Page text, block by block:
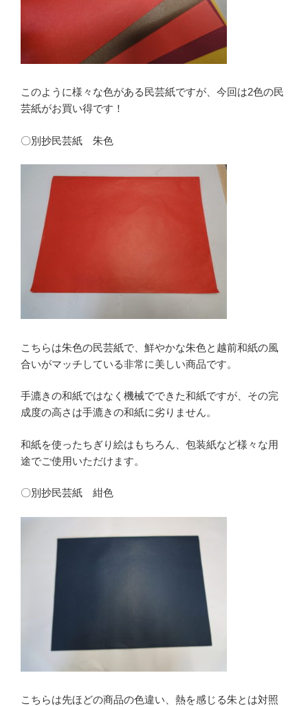
このように様々な色がある民芸紙ですが、今回は2色の民
芸紙がお買い得です！
〇別抄民芸紙 朱色
こちらは朱色の民芸紙で、鮮やかな朱色と越前和紙の風
合いがマッチしている非常に美しい商品です。
手漉きの和紙ではなく機械でできた和紙ですが、その完
成度の高さは手漉きの和紙に劣りません。
和紙を使ったちぎり絵はもちろん、包装紙など様々な用
途でご使用いただけます。
〇別抄民芸紙 紺色
こちらは先ほどの商品の色違い、熱を感じる朱とは対照